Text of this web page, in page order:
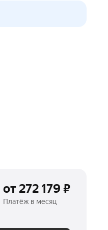
от 272 179 ₽
Платёж в месяц